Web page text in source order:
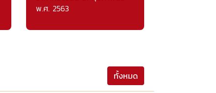
พ.ศ. 2563
ทั้งหมด